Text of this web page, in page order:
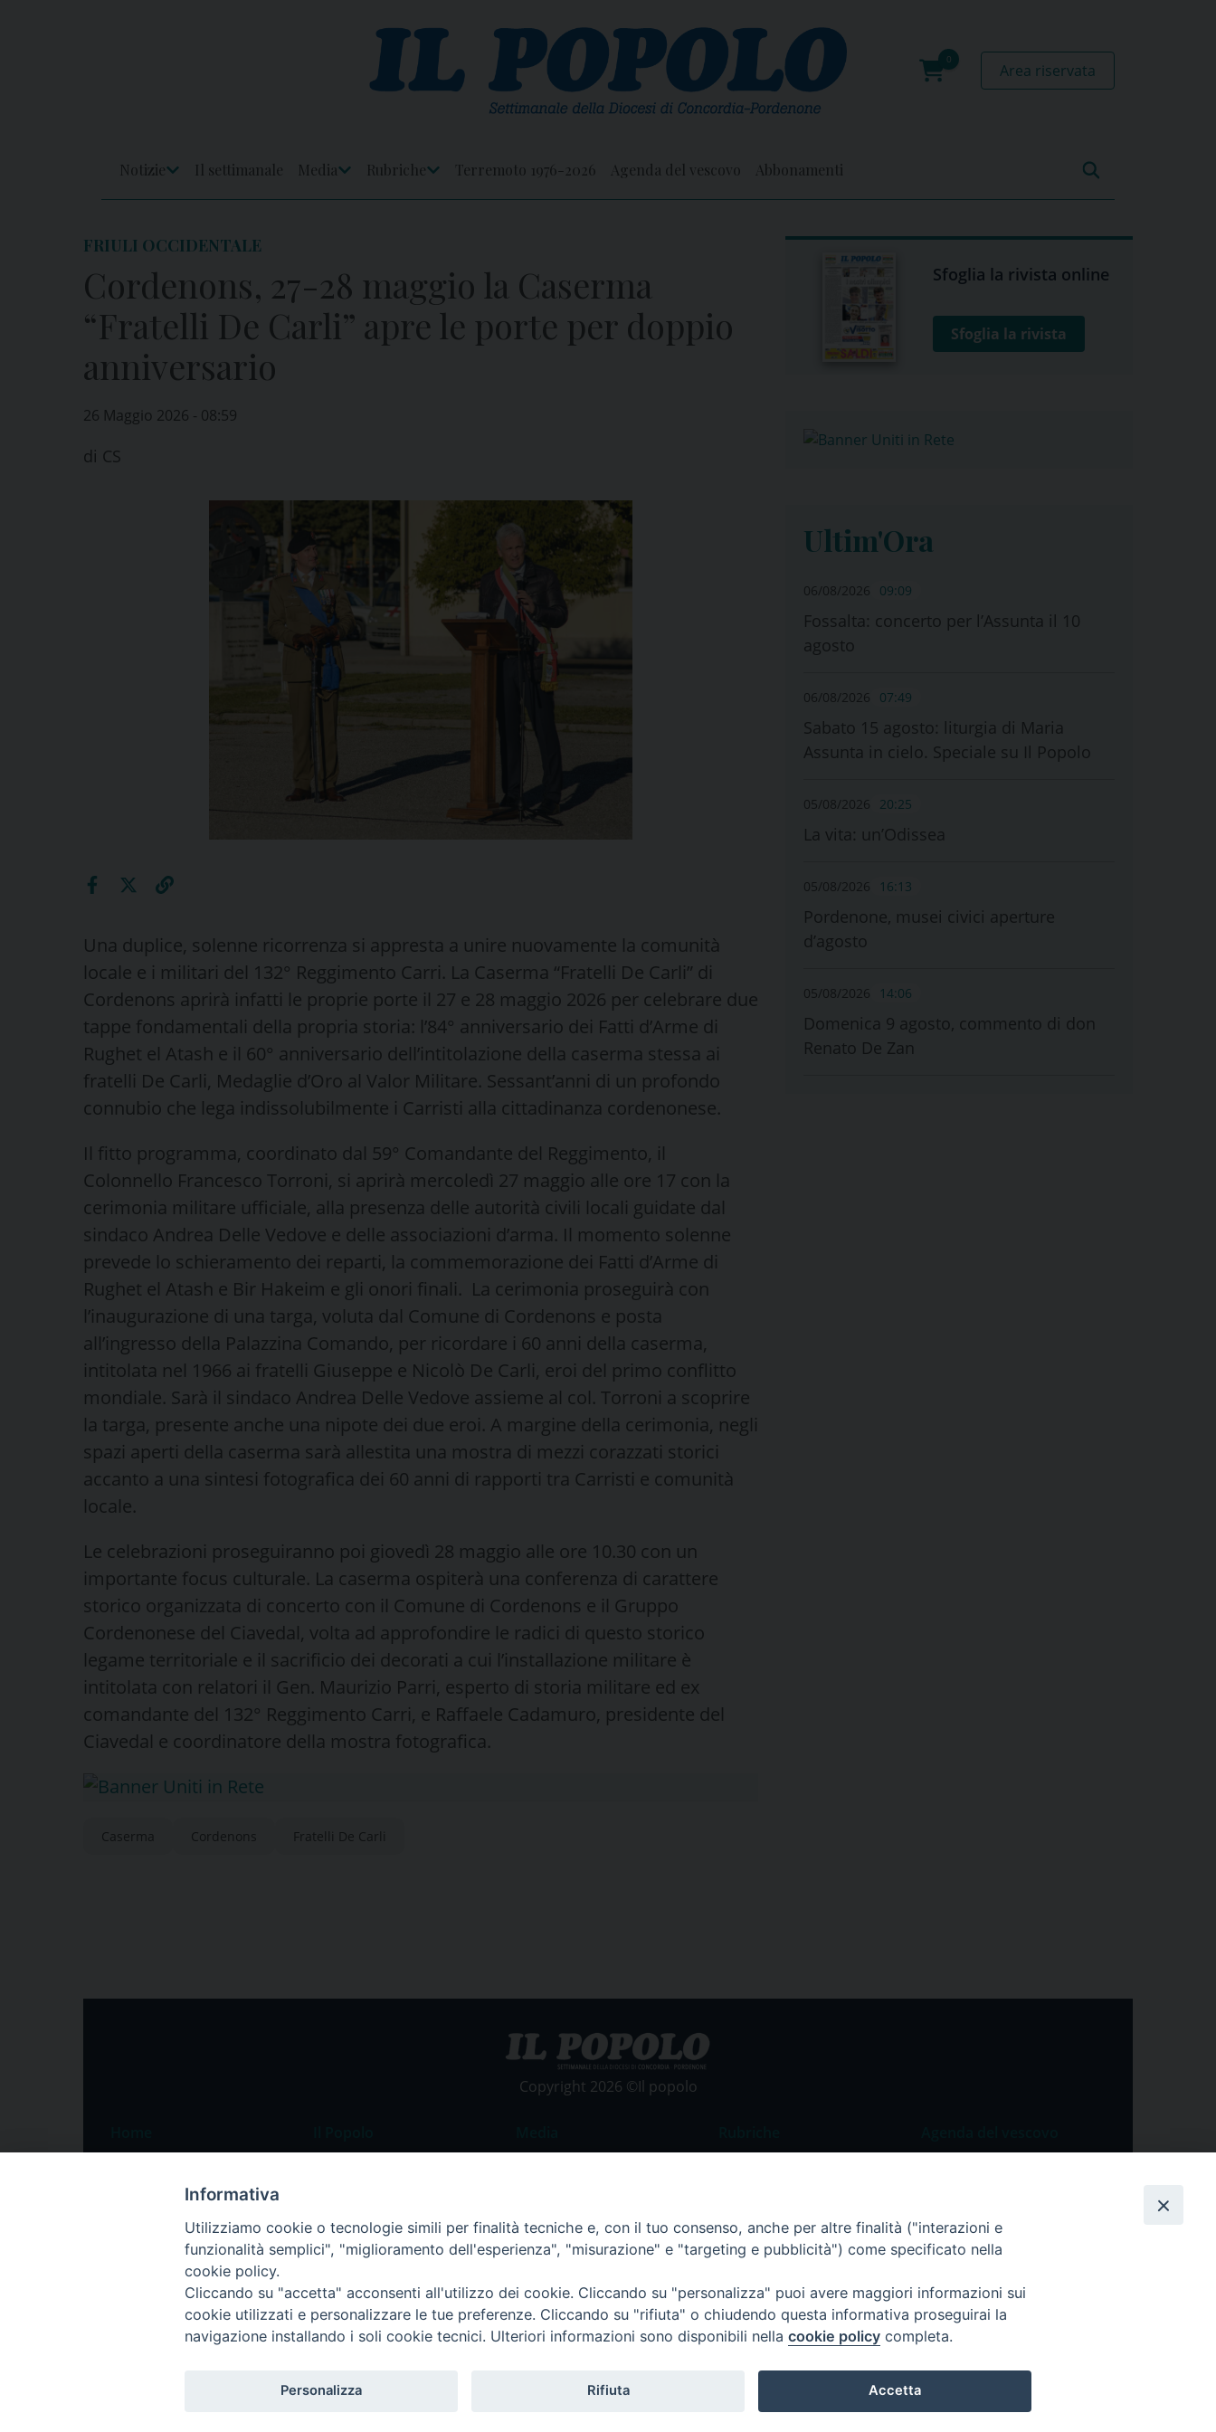
0
Area riservata
Notizie
Il settimanale
Media
Rubriche
Terremoto 1976-2026 Agenda del vescovo Abbonamenti
FRIULI OCCIDENTALE
Cordenons, 27-28 maggio la Caserma
“Fratelli De Carli” apre le porte per doppio
anniversario
26 Maggio 2026 - 08:59
di CS
Una duplice, solenne ricorrenza si appresta a unire nuovamente la comunità
locale e i militari del 132° Reggimento Carri. La Caserma “Fratelli De Carli” di
Cordenons aprirà infatti le proprie porte il 27 e 28 maggio 2026 per celebrare due
tappe fondamentali della propria storia: l’84° anniversario dei Fatti d’Arme di
Rughet el Atash e il 60° anniversario dell’intitolazione della caserma stessa ai
fratelli De Carli, Medaglie d’Oro al Valor Militare. Sessant’anni di un profondo
connubio che lega indissolubilmente i Carristi alla cittadinanza cordenonese.
Il fitto programma, coordinato dal 59° Comandante del Reggimento, il
Colonnello Francesco Torroni, si aprirà mercoledì 27 maggio alle ore 17 con la
cerimonia militare ufficiale, alla presenza delle autorità civili locali guidate dal
sindaco Andrea Delle Vedove e delle associazioni d’arma. Il momento solenne
prevede lo schieramento dei reparti, la commemorazione dei Fatti d’Arme di
Rughet el Atash e Bir Hakeim e gli onori finali. La cerimonia proseguirà con
l’inaugurazione di una targa, voluta dal Comune di Cordenons e posta
all’ingresso della Palazzina Comando, per ricordare i 60 anni della caserma,
intitolata nel 1966 ai fratelli Giuseppe e Nicolò De Carli, eroi del primo conflitto
mondiale. Sarà il sindaco Andrea Delle Vedove assieme al col. Torroni a scoprire
la targa, presente anche una nipote dei due eroi. A margine della cerimonia, negli
spazi aperti della caserma sarà allestita una mostra di mezzi corazzati storici
accanto a una sintesi fotografica dei 60 anni di rapporti tra Carristi e comunità
locale.
Le celebrazioni proseguiranno poi giovedì 28 maggio alle ore 10.30 con un
importante focus culturale. La caserma ospiterà una conferenza di carattere
storico organizzata di concerto con il Comune di Cordenons e il Gruppo
Cordenonese del Ciavedal, volta ad approfondire le radici di questo storico
legame territoriale e il sacrificio dei decorati a cui l’installazione militare è
intitolata con relatori il Gen. Maurizio Parri, esperto di storia militare ed ex
comandante del 132° Reggimento Carri, e Raffaele Cadamuro, presidente del
Ciavedal e coordinatore della mostra fotografica.
Caserma Cordenons Fratelli De Carli
Sfoglia la rivista online
Sfoglia la rivista
Ultim'Ora
06/08/2026 09:09
Fossalta: concerto per l’Assunta il 10
agosto
06/08/2026 07:49
Sabato 15 agosto: liturgia di Maria
Assunta in cielo. Speciale su Il Popolo
05/08/2026 20:25
La vita: un’Odissea
05/08/2026 16:13
Pordenone, musei civici aperture
d’agosto
05/08/2026 14:06
Domenica 9 agosto, commento di don
Renato De Zan
Copyright 2026 ©Il popolo
Pordenone
Portogruaro
Friuli Occidentale
Veneto Orientale
La redazione
Pubblicità
Costume e Società
Apostolato della Preghiera
Parrocchie
Regione FVG
Informativa
Utilizziamo cookie o tecnologie simili per finalità tecniche e, con il tuo consenso, anche per altre finalità ("interazioni e
funzionalità semplici", "miglioramento dell'esperienza", "misurazione" e "targeting e pubblicità") come specificato nella
cookie policy.
Cliccando su "accetta" acconsenti all'utilizzo dei cookie. Cliccando su "personalizza" puoi avere maggiori informazioni sui
cookie utilizzati e personalizzare le tue preferenze. Cliccando su "rifiuta" o chiudendo questa informativa proseguirai la
navigazione installando i soli cookie tecnici. Ulteriori informazioni sono disponibili nella cookie policy completa.
Personalizza Rifiuta Accetta